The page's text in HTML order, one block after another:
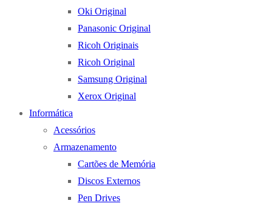
Oki Original
Panasonic Original
Ricoh Originais
Ricoh Original
Samsung Original
Xerox Original
Informática
Acessórios
Armazenamento
Cartões de Memória
Discos Externos
Pen Drives